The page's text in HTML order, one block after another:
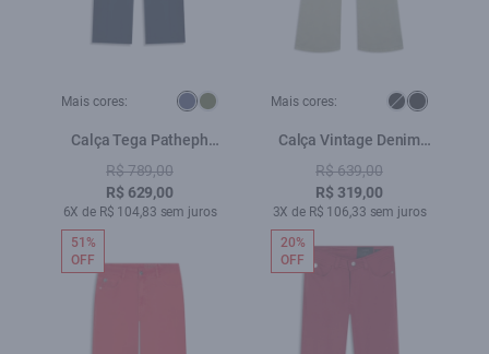
Mais cores:
Calça Tega Patheph
Marinho
R$ 789,00
R$ 629,00
6X de R$ 104,83 sem juros
Mais cores:
Calça Vintage Denim
Color Verde Seco
R$ 639,00
R$ 319,00
3X de R$ 106,33 sem juros
51%
OFF
20%
OFF